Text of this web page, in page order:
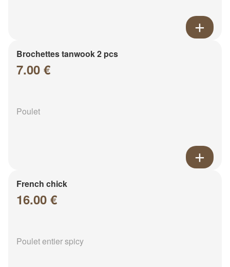
Brochettes tanwook 2 pcs
7.00 €
Poulet
French chick
16.00 €
Poulet entier spicy